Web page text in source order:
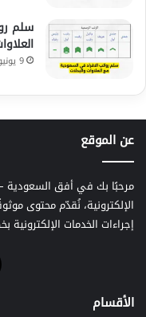
9 يونيو، 2026
عن الموقع
مرحبًا بك في أفق
الإلكترونية، نُقدّم محتوى
إجراءات الخدمات
الأقسام